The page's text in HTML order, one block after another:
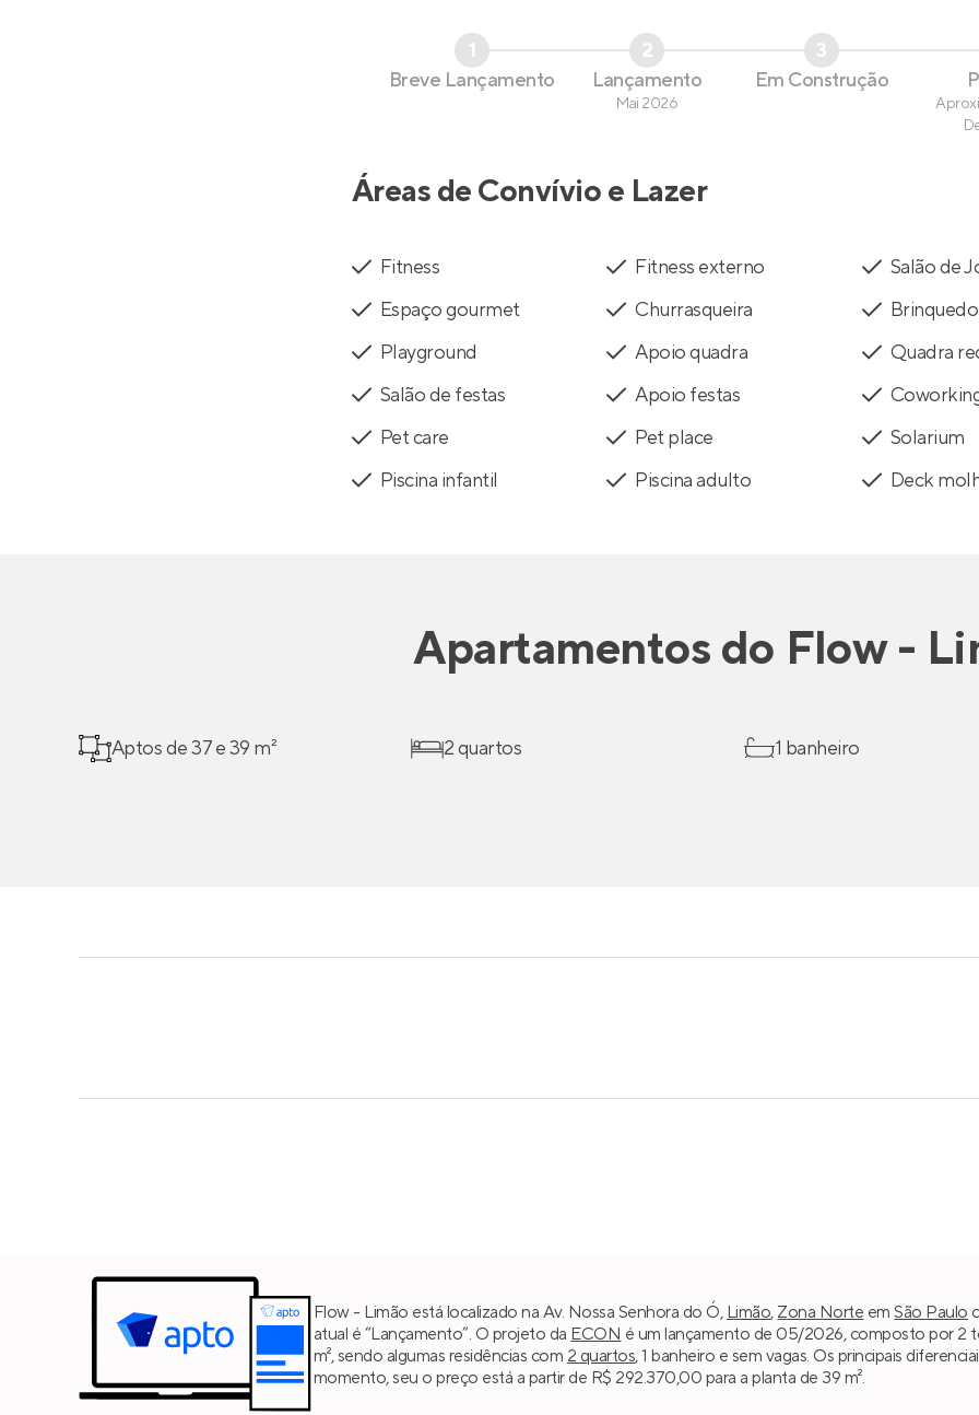
1
Breve Lançamento
2
Lançamento
Mai 2026
3
Em Construção
Áreas de Convívio e Lazer
Fitness Fitness externo
Salão de
Espaço gourmet
Churrasqueira
Playground
Apoio quadra
Quadra
Salão de festas
Apoio festas
Pet care
Pet place
Solarium
Piscina infantil
Piscina adulto Deck
Apartamentos do Flow -
Aptos de 37 e 39 m² 2 quartos 1 banheiro
Flow - Limão está localizado na Av. Nossa Senhora do Ó, Limão, Zona Norte emSão Paulo
atual é “Lançamento”. O projeto da ECON é um lançamento de 05/2026, composto por 2
m², sendo algumas residências com 2 quartos, 1 banheiro e sem vagas. Os principais
momento, seu o preço está a partir de R$ 292.370,00 para a planta de 39 m².